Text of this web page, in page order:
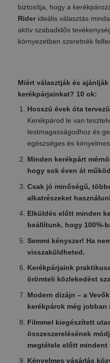
biztosítja, hogy a
Riderideális választás
aktív szabadidős
környezetben szeretnék
Miért választják és
kerékpárjainkat? 10 ok:
Hosszú évek óta
Kerékpárod le van
testmagasságodhoz és
egészséges és
Minden kerékpárt
hogy sok éven át
Csak jó minőségű,
alkatrészeket
Elküldés előtt minden
beállítunk, hogy 100%-
Semmi kényszer! Ha
visszaküldheted.
Kerékpárjaink
örömteli közlekedést
Modern dizájn – a
kerékpárok még jobban
Filmmel kiegészített
összeszerelésének
megtétele előtt mindent
Kényelmes vásárlás